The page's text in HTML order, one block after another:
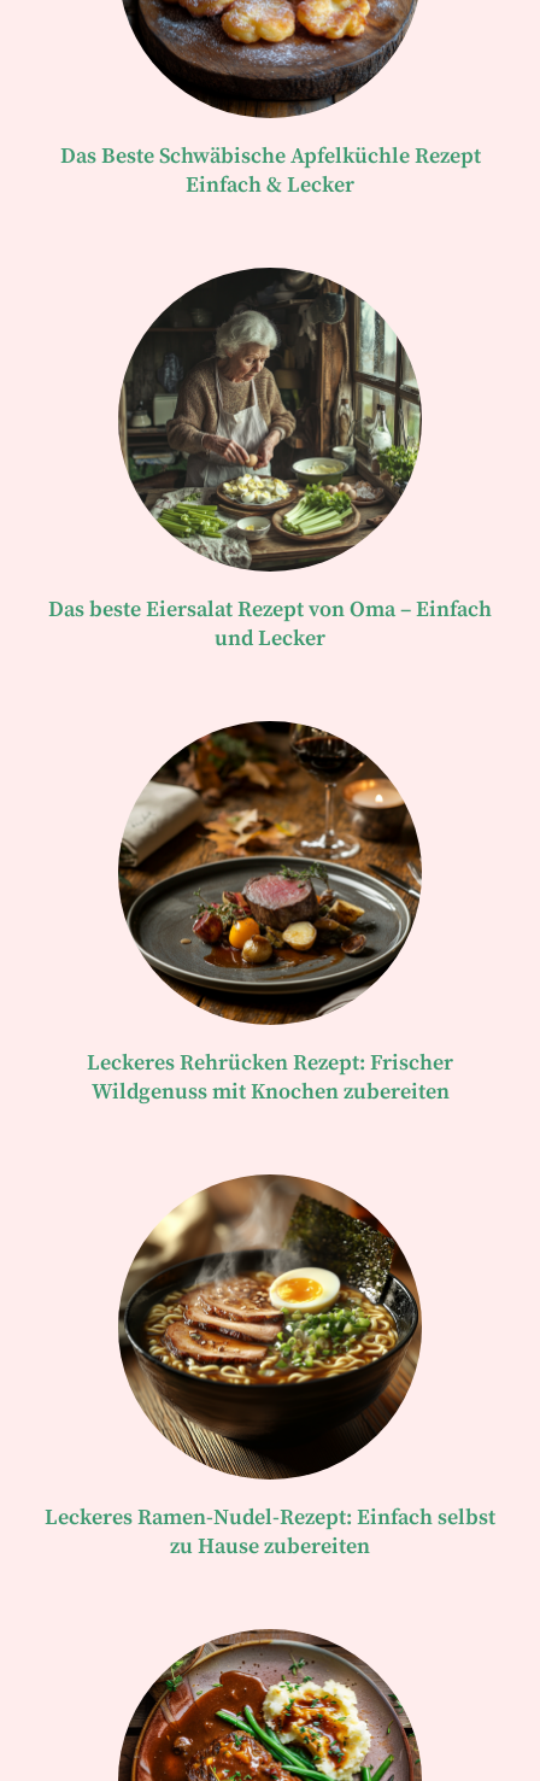
Das Beste Schwäbische Apfelküchle Rezept
Einfach & Lecker
Das beste Eiersalat Rezept von Oma – Einfach
und Lecker
Leckeres Rehrücken Rezept: Frischer
Wildgenuss mit Knochen zubereiten
Leckeres Ramen-Nudel-Rezept: Einfach selbst
zu Hause zubereiten